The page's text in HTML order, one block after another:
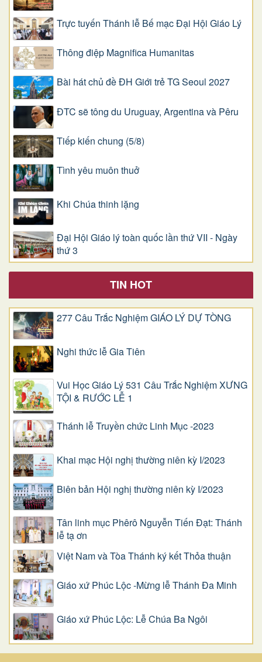
Trực tuyến Thánh lễ Bế mạc Đại Hội Giáo Lý
Thông điệp Magnifica Humanitas
Bài hát chủ đề ĐH Giới trẻ TG Seoul 2027
ĐTC sẽ tông du Uruguay, Argentina và Pêru
Tiếp kiến chung (5/8)
Tình yêu muôn thuở
Khi Chúa thinh lặng
Đại Hội Giáo lý toàn quốc lần thứ VII - Ngày
thứ 3
TIN HOT
277 Câu Trắc Nghiệm GIÁO LÝ DỰ TÒNG
Nghi thức lễ Gia Tiên
Vui Học Giáo Lý 531 Câu Trắc Nghiệm XƯNG
TỘI & RƯỚC LỄ 1
Thánh lễ Truyền chức Linh Mục -2023
Khai mạc Hội nghị thường niên kỳ I/2023
Biên bản Hội nghị thường niên kỳ I/2023
Tân linh mục Phêrô Nguyễn Tiến Đạt: Thánh
lễ tạ ơn
Việt Nam và Tòa Thánh ký kết Thỏa thuận
Giáo xứ Phúc Lộc -Mừng lễ Thánh Đa Minh
Giáo xứ Phúc Lộc: Lễ Chúa Ba Ngôi